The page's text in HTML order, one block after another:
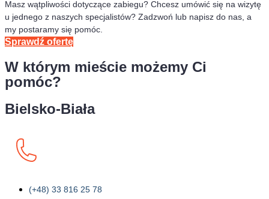
Masz wątpliwości dotyczące zabiegu? Chcesz umówić się na wizytę
u jednego z naszych specjalistów? Zadzwoń lub napisz do nas, a
my postaramy się pomóc.
Sprawdź ofertę
W którym mieście możemy Ci
pomóc?
Bielsko-Biała
(+48) 33 816 25 78